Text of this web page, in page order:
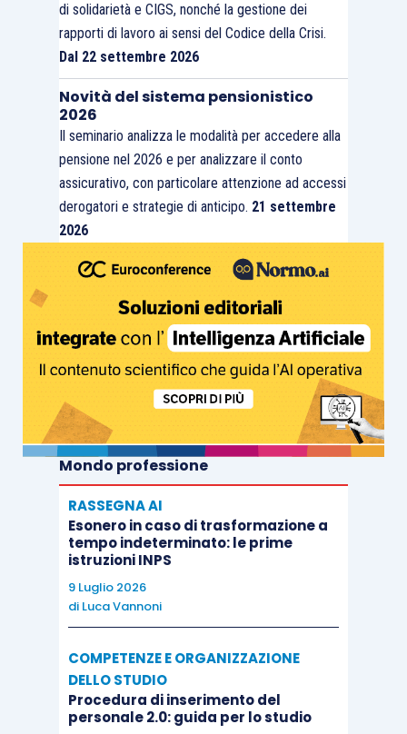
di solidarietà e CIGS, nonché la gestione dei
rapporti di lavoro ai sensi del Codice della Crisi.
Dal 22 settembre 2026
Novità del sistema pensionistico
2026
Il seminario analizza le modalità per accedere alla
pensione nel 2026 e per analizzare il conto
assicurativo, con particolare attenzione ad accessi
derogatori e strategie di anticipo. 21 settembre
2026
Mondo professione
RASSEGNA AI
Esonero in caso di trasformazione a
tempo indeterminato: le prime
istruzioni INPS
9 Luglio 2026
di Luca Vannoni
COMPETENZE E ORGANIZZAZIONE
DELLO STUDIO
Procedura di inserimento del
personale 2.0: guida per lo studio